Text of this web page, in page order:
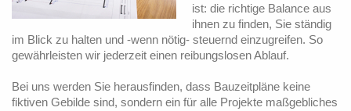
ist: die richtige Balance aus
ihnen zu finden, Sie ständig
im Blick zu halten und -wenn nötig- steuernd einzugreifen. So
gewährleisten wir jederzeit einen reibungslosen Ablauf.
Bei uns werden Sie herausfinden, dass Bauzeitpläne keine
fiktiven Gebilde sind, sondern ein für alle Projekte maßgebliches